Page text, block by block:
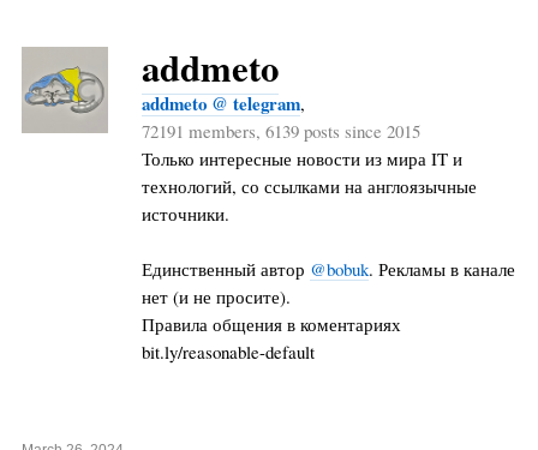
addmeto
addmeto @ telegram,
72191 members, 6139 posts since 2015
Только интересные новости из мира IT и
технологий, со ссылками на англоязычные
источники.
Единственный автор @bobuk. Рекламы в канале
нет (и не просите).
Правила общения в коментариях
bit.ly/reasonable-default